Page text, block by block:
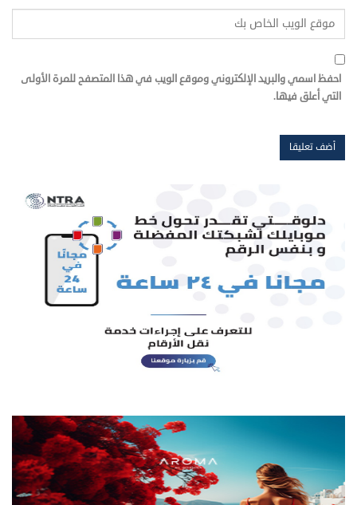
احفظ اسمي والبريد الإلكتروني وموقع الويب في هذا المتصفح للمرة الأولى
التي أعلق فيها.